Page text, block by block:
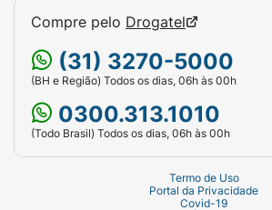
Compre pelo Drogatel
(31) 3270-5000
(BH e Região) Todos os dias, 06h às 00h
0300.313.1010
(Todo Brasil) Todos os dias, 06h às 00h
Termo de Uso
Portal da Privacidade
Covid-19